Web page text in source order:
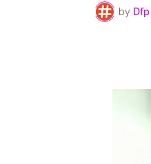
by Dfp